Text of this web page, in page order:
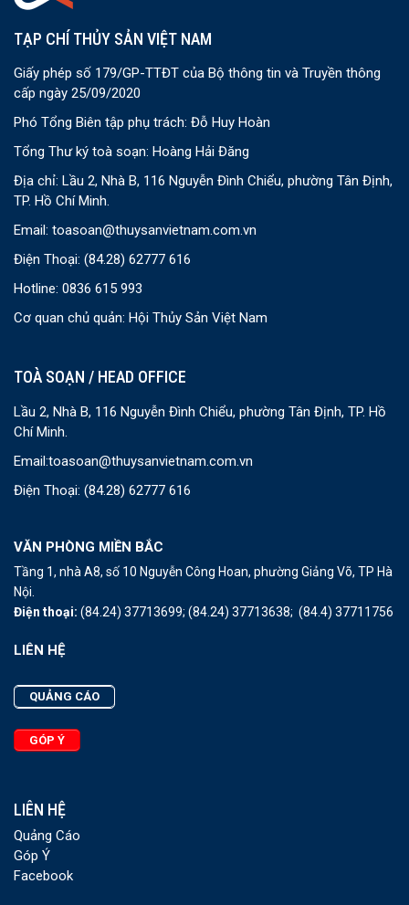
TẠP CHÍ THỦY SẢN VIỆT NAM
Giấy phép số 179/GP-TTĐT của Bộ thông tin và Truyền thông
cấp ngày 25/09/2020
Phó Tổng Biên tập phụ trách: Đỗ Huy Hoàn
Tổng Thư ký toà soạn: Hoàng Hải Đăng
Địa chỉ: Lầu 2, Nhà B, 116 Nguyễn Đình Chiểu, phường Tân Định,
TP. Hồ Chí Minh.
Email: toasoan@thuysanvietnam.com.vn
Điện Thoại: (84.28) 62777 616
Hotline: 0836 615 993
Cơ quan chủ quản: Hội Thủy Sản Việt Nam
TOÀ SOẠN / HEAD OFFICE
Lầu 2, Nhà B, 116 Nguyễn Đình Chiểu, phường Tân Định, TP. Hồ
Chí Minh.
Email:toasoan@thuysanvietnam.com.vn
Điện Thoại: (84.28) 62777 616
VĂN PHÒNG MIỀN BẮC
Tầng 1, nhà A8, số 10 Nguyễn Công Hoan, phường Giảng Võ, TP Hà
Nội.
Điện thoại: (84.24) 37713699; (84.24) 37713638; (84.4) 37711756
LIÊN HỆ
QUẢNG CÁO
GÓP Ý
LIÊN HỆ
Quảng Cáo
Góp Ý
Facebook